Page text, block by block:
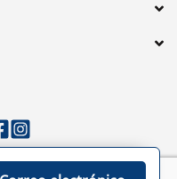
generales